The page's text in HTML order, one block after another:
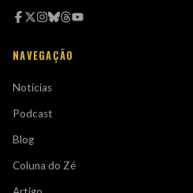
NAVEGAÇÃO
Notícias
Podcast
Blog
Coluna do Zé